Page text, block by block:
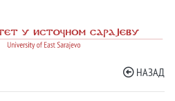
НАЗАД